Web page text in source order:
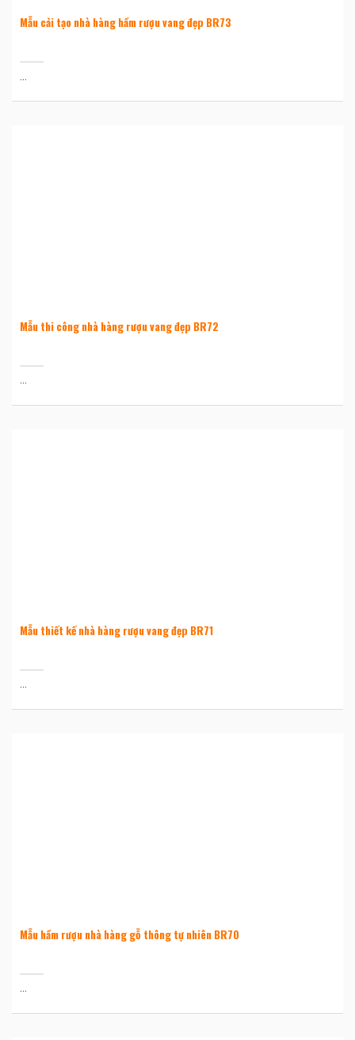
Mẫu cải tạo nhà hàng hầm rượu vang đẹp BR73
Mẫu thi công nhà hàng rượu vang đẹp BR72
...
Mẫu thiết kế nhà hàng rượu vang đẹp BR71
...
Mẫu hầm rượu nhà hàng gỗ thông tự nhiên BR70
...